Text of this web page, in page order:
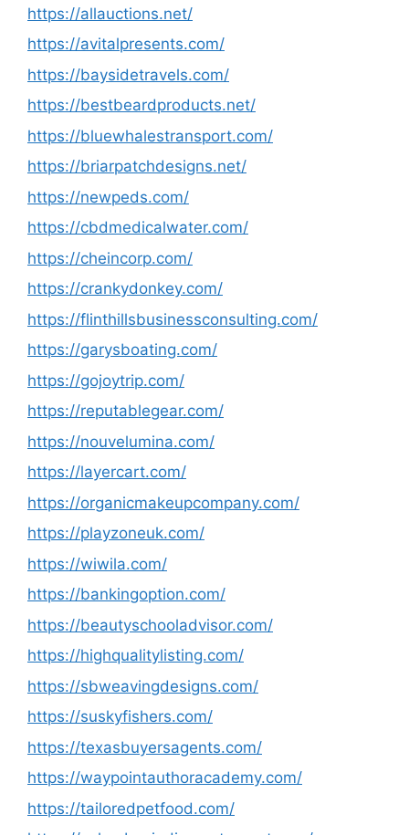
https://allauctions.net/
https://avitalpresents.com/
https://baysidetravels.com/
https://bestbeardproducts.net/
https://bluewhalestransport.com/
https://briarpatchdesigns.net/
https://newpeds.com/
https://cbdmedicalwater.com/
https://cheincorp.com/
https://crankydonkey.com/
https://flinthillsbusinessconsulting.com/
https://garysboating.com/
https://gojoytrip.com/
https://reputablegear.com/
https://nouvelumina.com/
https://layercart.com/
https://organicmakeupcompany.com/
https://playzoneuk.com/
https://wiwila.com/
https://bankingoption.com/
https://beautyschooladvisor.com/
https://highqualitylisting.com/
https://sbweavingdesigns.com/
https://suskyfishers.com/
https://texasbuyersagents.com/
https://waypointauthoracademy.com/
https://tailoredpetfood.com/